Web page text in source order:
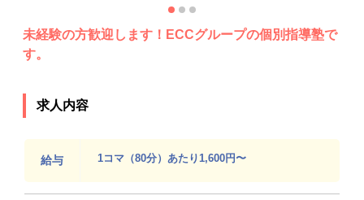
未経験の方歓迎します！ECCグループの個別指導塾で
す。
求人内容
給与 1コマ（80分）あたり1,600円〜